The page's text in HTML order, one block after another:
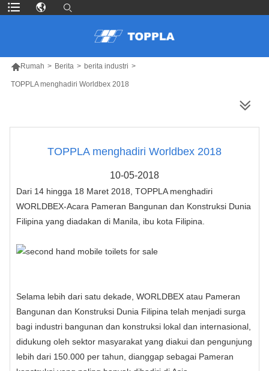
Rumah > Berita > berita industri >
TOPPLA menghadiri Worldbex 2018
TOPPLA menghadiri Worldbex 2018
10-05-2018
Dari 14 hingga 18 Maret 2018, TOPPLA menghadiri
WORLDBEX-Acara Pameran Bangunan dan Konstruksi Dunia
Filipina yang diadakan di Manila, ibu kota Filipina.
Selama lebih dari satu dekade, WORLDBEX atau Pameran
Bangunan dan Konstruksi Dunia Filipina telah menjadi surga
bagi industri bangunan dan konstruksi lokal dan internasional,
didukung oleh sektor masyarakat yang diakui dan pengunjung
lebih dari 150.000 per tahun, dianggap sebagai Pameran